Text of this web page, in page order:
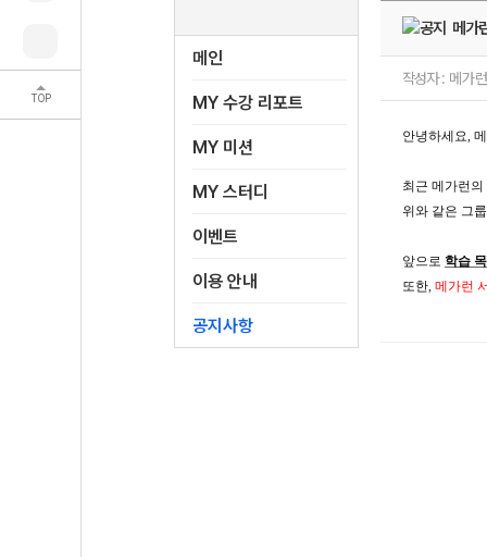
TOP
메인
MY 수강 리포트
MY 미션
MY 스터디
이벤트
이용 안내
공지사항
메가
작성자 : 메가
안녕하세요,
최근 메가런의
위와 같은 그룹
앞으로 학습
또한, 메가런